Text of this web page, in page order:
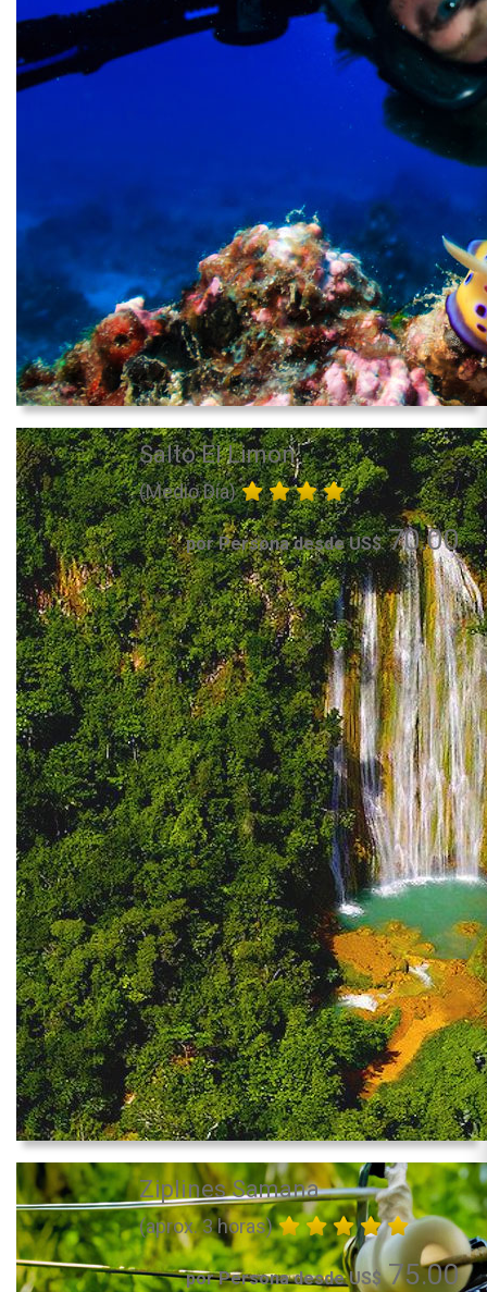
Salto El Limon
(Medio Día)
por Persona desde US$70.00
Ziplines Samana
(aprox. 3 horas)
por Persona desde US$75.00